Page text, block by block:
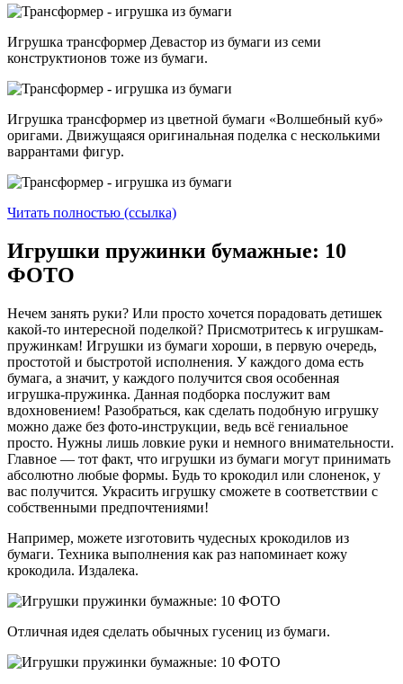
Игрушка трансформер Девастор из бумаги из семи
конструктионов тоже из бумаги.
Игрушка трансформер из цветной бумаги «Волшебный куб»
оригами. Движущаяся оригинальная поделка с несколькими
варрантами фигур.
Читать полностью (ссылка)
Игрушки пружинки бумажные: 10
ФОТО
Нечем занять руки? Или просто хочется порадовать детишек
какой-то интересной поделкой? Присмотритесь к игрушкам-
пружинкам! Игрушки из бумаги хороши, в первую очередь,
простотой и быстротой исполнения. У каждого дома есть
бумага, а значит, у каждого получится своя особенная
игрушка-пружинка. Данная подборка послужит вам
вдохновением! Разобраться, как сделать подобную игрушку
можно даже без фото-инструкции, ведь всё гениальное
просто. Нужны лишь ловкие руки и немного внимательности.
Главное — тот факт, что игрушки из бумаги могут принимать
абсолютно любые формы. Будь то крокодил или слоненок, у
вас получится. Украсить игрушку сможете в соответствии с
собственными предпочтениями!
Например, можете изготовить чудесных крокодилов из
бумаги. Техника выполнения как раз напоминает кожу
крокодила. Издалека.
Отличная идея сделать обычных гусениц из бумаги.